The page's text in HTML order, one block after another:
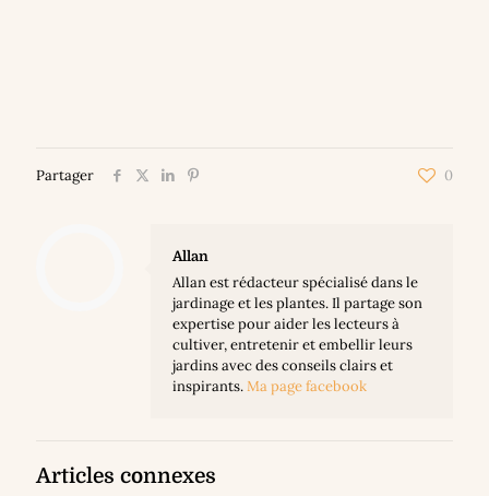
Partager 0
Allan
Allan est rédacteur spécialisé dans le
jardinage et les plantes. Il partage son
expertise pour aider les lecteurs à
cultiver, entretenir et embellir leurs
jardins avec des conseils clairs et
inspirants.Ma page facebook
Articles connexes